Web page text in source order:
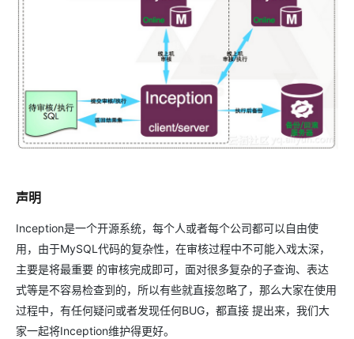
声明
Inception是一个开源系统，每个人或者每个公司都可以自由使
用，由于MySQL代码的复杂性，在审核过程中不可能入戏太深，
主要是将最重要 的审核完成即可，面对很多复杂的子查询、表达
式等是不容易检查到的，所以有些就直接忽略了，那么大家在使用
过程中，有任何疑问或者发现任何BUG，都直接 提出来，我们大
家一起将Inception维护得更好。